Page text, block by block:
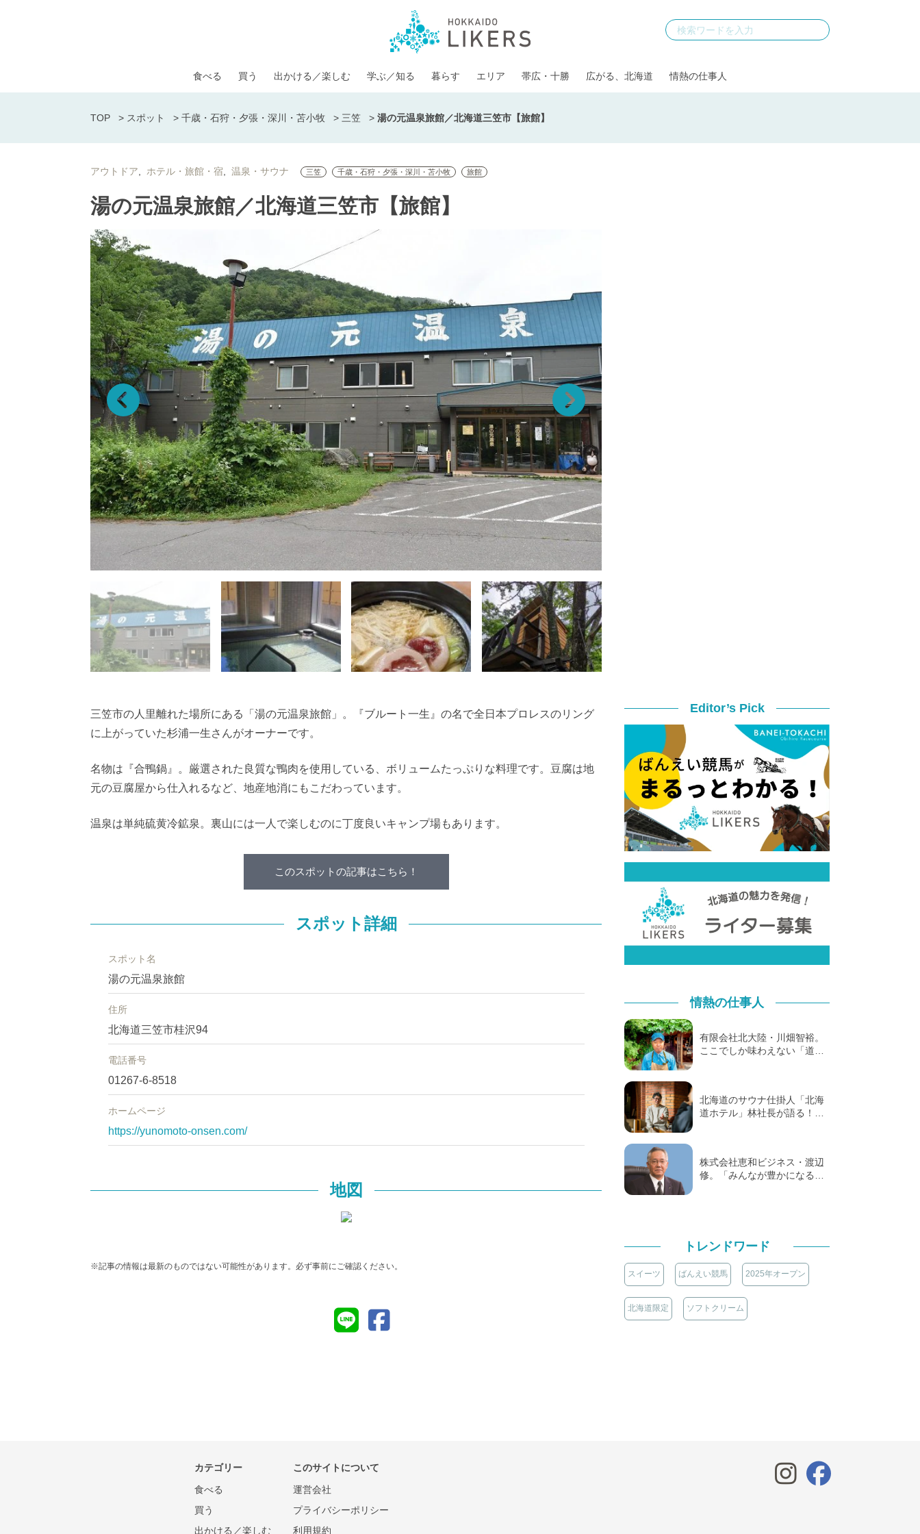
食べる 買う 出かける／楽しむ 学ぶ／知る 暮らす エリア 帯広・十勝 広がる、北海道 情熱の仕事人
TOP > スポット > 千歳・石狩・夕張・深川・苫小牧 > 三笠 > 湯の元温泉旅館／北海道三笠市【旅館】
アウトドア ホテル・旅館・宿 温泉・サウナ 三笠 千歳・石狩・夕張・深川・苫小牧 旅館
湯の元温泉旅館／北海道三笠市【旅館】
三笠市の人里離れた場所にある「湯の元温泉旅館」。『ブルート一生』の名で全日本プロレスのリング
に上がっていた杉浦一生さんがオーナーです。
名物は『合鴨鍋』。厳選された良質な鴨肉を使用している、ボリュームたっぷりな料理です。豆腐は地
元の豆腐屋から仕入れるなど、地産地消にもこだわっています。
温泉は単純硫黄冷鉱泉。裏山には一人で楽しむのに丁度良いキャンプ場もあります。
このスポットの記事はこちら！
スポット詳細
スポット名
湯の元温泉旅館
住所
北海道三笠市桂沢94
電話番号
01267-6-8518
ホームページ
https://yunomoto-onsen.com/
地図
※記事の情報は最新のものではない可能性があります。必ず事前にご確認ください。
Editor’s Pick
情熱の仕事人
有限会社北大陸・川畑智裕。
ここでしか味わえない「道…
北海道のサウナ仕掛人「北海
道ホテル」林社長が語る！…
株式会社恵和ビジネス・渡辺
修。「みんなが豊かになる…
トレンドワード
スイーツ ばんえい競馬 2025年オープン
北海道限定 ソフトクリーム
カテゴリー
食べる
買う
出かける／楽しむ
このサイトについて
運営会社
プライバシーポリシー
利用規約